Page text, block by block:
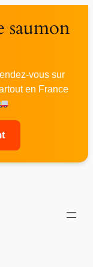
saumon
vous sur
en France